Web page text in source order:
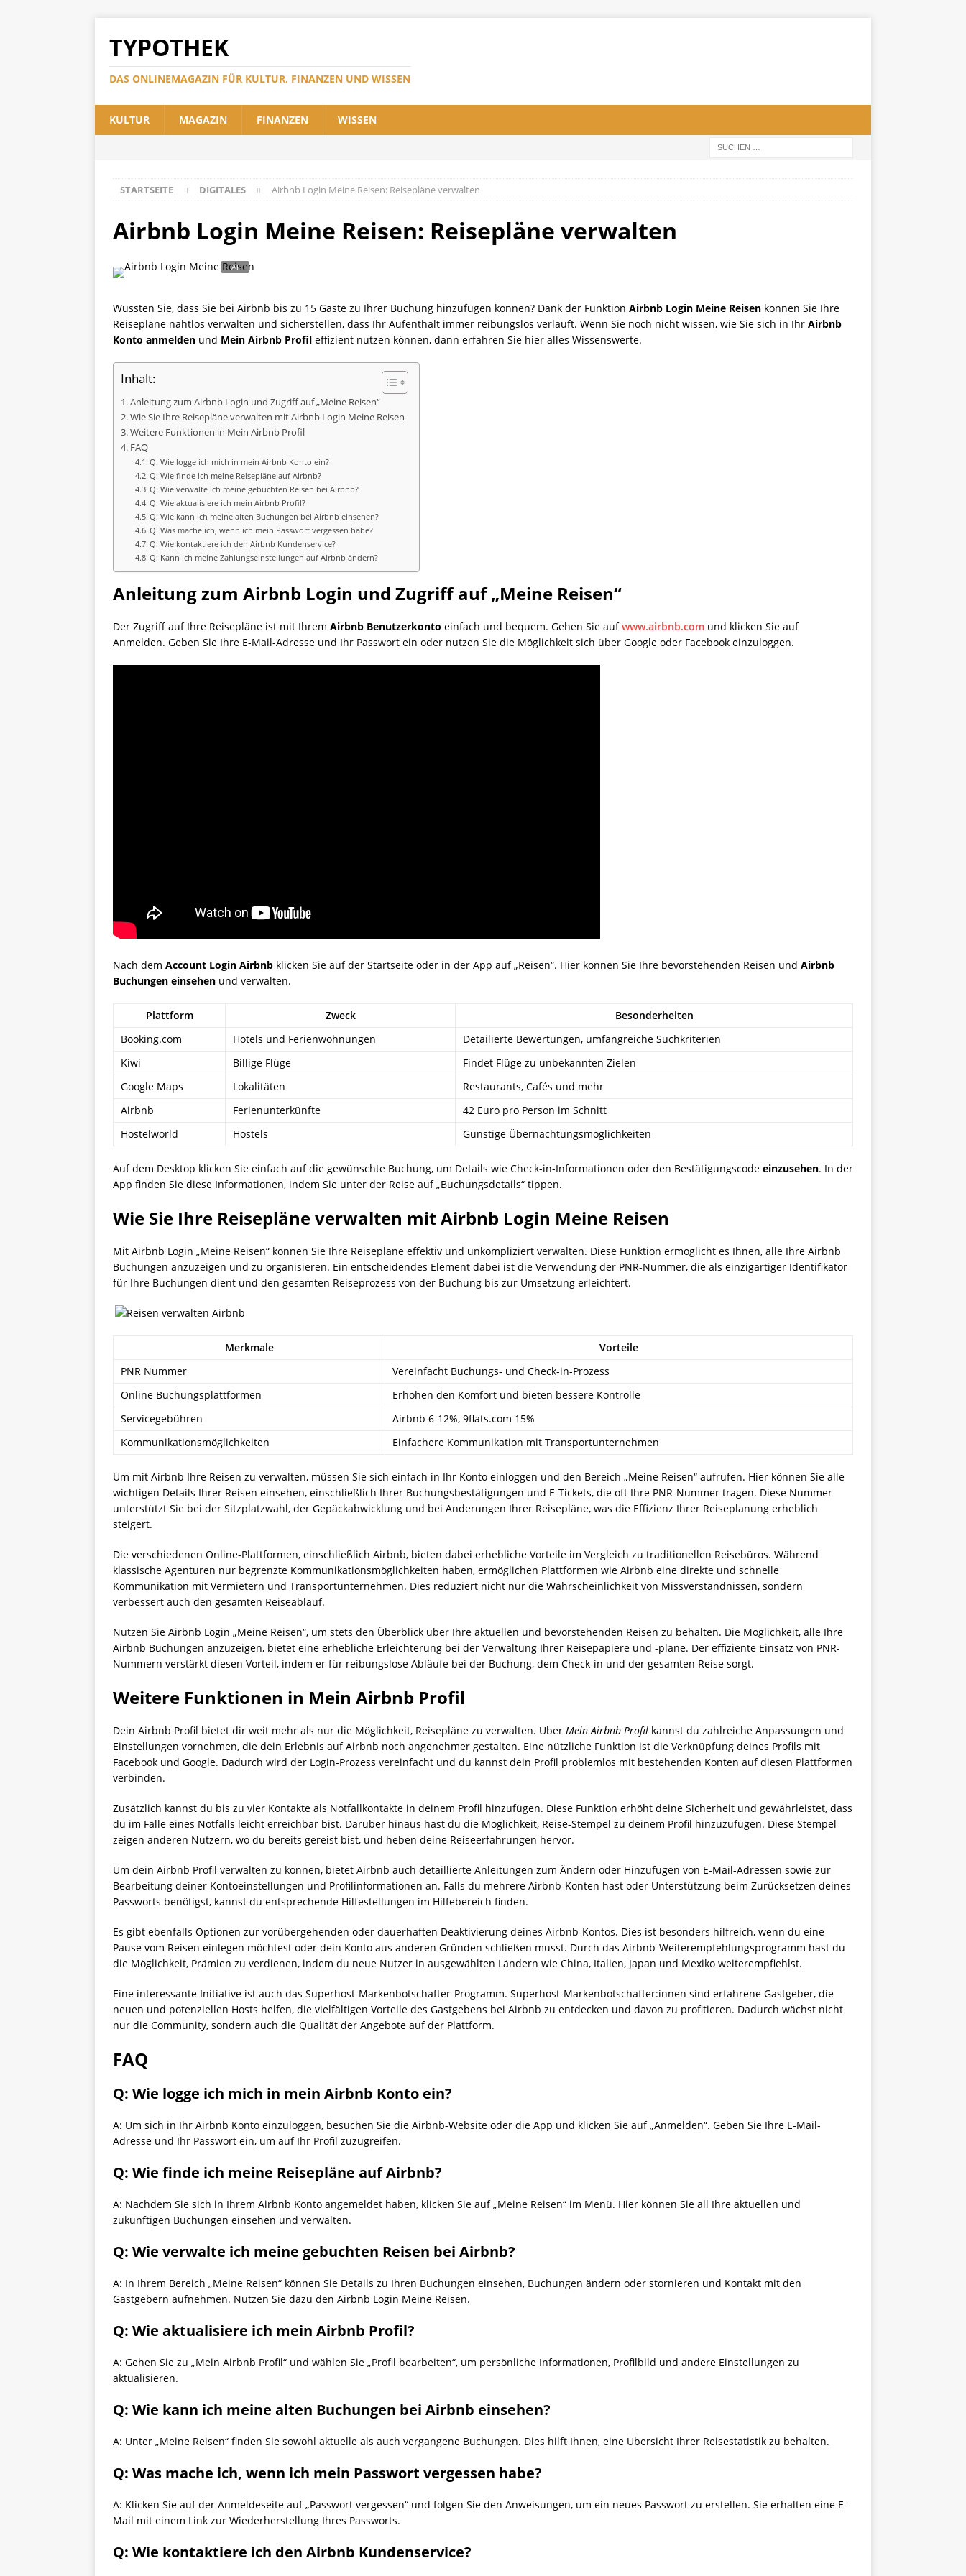
TYPOTHEK
DAS ONLINEMAGAZIN FÜR KULTUR, FINANZEN UND WISSEN
KULTUR MAGAZIN FINANZEN WISSEN
STARTSEITE DIGITALES Airbnb Login Meine Reisen: Reisepläne verwalten
Airbnb Login Meine Reisen: Reisepläne verwalten
Wussten Sie, dass Sie bei Airbnb bis zu 15 Gäste zu Ihrer Buchung hinzufügen können? Dank der Funktion Airbnb Login Meine Reisen können Sie Ihre
Reisepläne nahtlos verwalten und sicherstellen, dass Ihr Aufenthalt immer reibungslos verläuft. Wenn Sie noch nicht wissen, wie Sie sich in Ihr Airbnb
Konto anmelden und Mein Airbnb Profil effizient nutzen können, dann erfahren Sie hier alles Wissenswerte.
Inhalt:
Anleitung zum Airbnb Login und Zugriff auf „Meine Reisen“
Wie Sie Ihre Reisepläne verwalten mit Airbnb Login Meine Reisen
Weitere Funktionen in Mein Airbnb Profil
FAQ
Q: Wie logge ich mich in mein Airbnb Konto ein?
Q: Wie finde ich meine Reisepläne auf Airbnb?
Q: Wie verwalte ich meine gebuchten Reisen bei Airbnb?
Q: Wie aktualisiere ich mein Airbnb Profil?
Q: Wie kann ich meine alten Buchungen bei Airbnb einsehen?
Q: Was mache ich, wenn ich mein Passwort vergessen habe?
Q: Wie kontaktiere ich den Airbnb Kundenservice?
Q: Kann ich meine Zahlungseinstellungen auf Airbnb ändern?
Anleitung zum Airbnb Login und Zugriff auf „Meine Reisen“
Der Zugriff auf Ihre Reisepläne ist mit Ihrem Airbnb Benutzerkonto einfach und bequem. Gehen Sie aufwww.airbnb.com und klicken Sie auf
Anmelden. Geben Sie Ihre E-Mail-Adresse und Ihr Passwort ein oder nutzen Sie die Möglichkeit sich über Google oder Facebook einzuloggen.
Nach dem Account Login Airbnb klicken Sie auf der Startseite oder in der App auf „Reisen“. Hier können Sie Ihre bevorstehenden Reisen und Airbnb
Buchungen einsehen und verwalten.
Plattform Zweck
Besonderheiten
Booking.com
Hotels und Ferienwohnungen
Detailierte Bewertungen, umfangreiche Suchkriterien
Kiwi
Billige Flüge
Findet Flüge zu unbekannten Zielen
Google Maps
Lokalitäten
Restaurants, Cafés und mehr
Airbnb
Ferienunterkünfte
42 Euro pro Person im Schnitt
Hostelworld
Hostels Günstige Übernachtungsmöglichkeiten
Auf dem Desktop klicken Sie einfach auf die gewünschte Buchung, um Details wie Check-in-Informationen oder den Bestätigungscode einzusehen. In der
App finden Sie diese Informationen, indem Sie unter der Reise auf „Buchungsdetails“ tippen.
Wie Sie Ihre Reisepläne verwalten mit Airbnb Login Meine Reisen
Mit Airbnb Login „Meine Reisen“ können Sie Ihre Reisepläne effektiv und unkompliziert verwalten. Diese Funktion ermöglicht es Ihnen, alle Ihre Airbnb
Buchungen anzuzeigen und zu organisieren. Ein entscheidendes Element dabei ist die Verwendung der PNR-Nummer, die als einzigartiger Identifikator
für Ihre Buchungen dient und den gesamten Reiseprozess von der Buchung bis zur Umsetzung erleichtert.
Merkmale
Vorteile
PNR Nummer
Vereinfacht Buchungs- und Check-in-Prozess
Online Buchungsplattformen
Erhöhen den Komfort und bieten bessere Kontrolle
Servicegebühren
Airbnb 6-12%, 9flats.com 15%
Kommunikationsmöglichkeiten
Einfachere Kommunikation mit Transportunternehmen
Um mit Airbnb Ihre Reisen zu verwalten, müssen Sie sich einfach in Ihr Konto einloggen und den Bereich „Meine Reisen“ aufrufen. Hier können Sie alle
wichtigen Details Ihrer Reisen einsehen, einschließlich Ihrer Buchungsbestätigungen und E-Tickets, die oft Ihre PNR-Nummer tragen. Diese Nummer
unterstützt Sie bei der Sitzplatzwahl, der Gepäckabwicklung und bei Änderungen Ihrer Reisepläne, was die Effizienz Ihrer Reiseplanung erheblich
steigert.
Die verschiedenen Online-Plattformen, einschließlich Airbnb, bieten dabei erhebliche Vorteile im Vergleich zu traditionellen Reisebüros. Während
klassische Agenturen nur begrenzte Kommunikationsmöglichkeiten haben, ermöglichen Plattformen wie Airbnb eine direkte und schnelle
Kommunikation mit Vermietern und Transportunternehmen. Dies reduziert nicht nur die Wahrscheinlichkeit von Missverständnissen, sondern
verbessert auch den gesamten Reiseablauf.
Nutzen Sie Airbnb Login „Meine Reisen“, um stets den Überblick über Ihre aktuellen und bevorstehenden Reisen zu behalten. Die Möglichkeit, alle Ihre
Airbnb Buchungen anzuzeigen, bietet eine erhebliche Erleichterung bei der Verwaltung Ihrer Reisepapiere und -pläne. Der effiziente Einsatz von PNR-
Nummern verstärkt diesen Vorteil, indem er für reibungslose Abläufe bei der Buchung, dem Check-in und der gesamten Reise sorgt.
Weitere Funktionen in Mein Airbnb Profil
Dein Airbnb Profil bietet dir weit mehr als nur die Möglichkeit, Reisepläne zu verwalten. Über Mein Airbnb Profil kannst du zahlreiche Anpassungen und
Einstellungen vornehmen, die dein Erlebnis auf Airbnb noch angenehmer gestalten. Eine nützliche Funktion ist die Verknüpfung deines Profils mit
Facebook und Google. Dadurch wird der Login-Prozess vereinfacht und du kannst dein Profil problemlos mit bestehenden Konten auf diesen Plattformen
verbinden.
Zusätzlich kannst du bis zu vier Kontakte als Notfallkontakte in deinem Profil hinzufügen. Diese Funktion erhöht deine Sicherheit und gewährleistet, dass
du im Falle eines Notfalls leicht erreichbar bist. Darüber hinaus hast du die Möglichkeit, Reise-Stempel zu deinem Profil hinzuzufügen. Diese Stempel
zeigen anderen Nutzern, wo du bereits gereist bist, und heben deine Reiseerfahrungen hervor.
Um dein Airbnb Profil verwalten zu können, bietet Airbnb auch detaillierte Anleitungen zum Ändern oder Hinzufügen von E-Mail-Adressen sowie zur
Bearbeitung deiner Kontoeinstellungen und Profilinformationen an. Falls du mehrere Airbnb-Konten hast oder Unterstützung beim Zurücksetzen deines
Passworts benötigst, kannst du entsprechende Hilfestellungen im Hilfebereich finden.
Es gibt ebenfalls Optionen zur vorübergehenden oder dauerhaften Deaktivierung deines Airbnb-Kontos. Dies ist besonders hilfreich, wenn du eine
Pause vom Reisen einlegen möchtest oder dein Konto aus anderen Gründen schließen musst. Durch das Airbnb-Weiterempfehlungsprogramm hast du
die Möglichkeit, Prämien zu verdienen, indem du neue Nutzer in ausgewählten Ländern wie China, Italien, Japan und Mexiko weiterempfiehlst.
Eine interessante Initiative ist auch das Superhost-Markenbotschafter-Programm. Superhost-Markenbotschafter:innen sind erfahrene Gastgeber, die
neuen und potenziellen Hosts helfen, die vielfältigen Vorteile des Gastgebens bei Airbnb zu entdecken und davon zu profitieren. Dadurch wächst nicht
nur die Community, sondern auch die Qualität der Angebote auf der Plattform.
FAQ
Q: Wie logge ich mich in mein Airbnb Konto ein?
A: Um sich in Ihr Airbnb Konto einzuloggen, besuchen Sie die Airbnb-Website oder die App und klicken Sie auf „Anmelden“. Geben Sie Ihre E-Mail-
Adresse und Ihr Passwort ein, um auf Ihr Profil zuzugreifen.
Q: Wie finde ich meine Reisepläne auf Airbnb?
A: Nachdem Sie sich in Ihrem Airbnb Konto angemeldet haben, klicken Sie auf „Meine Reisen“ im Menü. Hier können Sie all Ihre aktuellen und
zukünftigen Buchungen einsehen und verwalten.
Q: Wie verwalte ich meine gebuchten Reisen bei Airbnb?
A: In Ihrem Bereich „Meine Reisen“ können Sie Details zu Ihren Buchungen einsehen, Buchungen ändern oder stornieren und Kontakt mit den
Gastgebern aufnehmen. Nutzen Sie dazu den Airbnb Login Meine Reisen.
Q: Wie aktualisiere ich mein Airbnb Profil?
A: Gehen Sie zu „Mein Airbnb Profil“ und wählen Sie „Profil bearbeiten“, um persönliche Informationen, Profilbild und andere Einstellungen zu
aktualisieren.
Q: Wie kann ich meine alten Buchungen bei Airbnb einsehen?
A: Unter „Meine Reisen“ finden Sie sowohl aktuelle als auch vergangene Buchungen. Dies hilft Ihnen, eine Übersicht Ihrer Reisestatistik zu behalten.
Q: Was mache ich, wenn ich mein Passwort vergessen habe?
A: Klicken Sie auf der Anmeldeseite auf „Passwort vergessen“ und folgen Sie den Anweisungen, um ein neues Passwort zu erstellen. Sie erhalten eine E-
Mail mit einem Link zur Wiederherstellung Ihres Passworts.
Q: Wie kontaktiere ich den Airbnb Kundenservice?